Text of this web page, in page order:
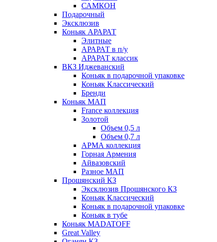
САМКОН
Подарочный
Эксклюзив
Коньяк АРАРАТ
Элитные
АРАРАТ в п/у
АРАРАТ классик
ВКЗ Иджеванский
Коньяк в подарочной упаковке
Коньяк Классический
Бренди
Коньяк МАП
France коллекция
Золотой
Объем 0,5 л
Объем 0,7 л
АРМА коллекция
Горная Армения
Айвазовский
Разное МАП
Прошянский КЗ
Эксклюзив Прошянского КЗ
Коньяк Классический
Коньяк в подарочной упаковке
Коньяк в тубе
Коньяк MADATOFF
Great Valley